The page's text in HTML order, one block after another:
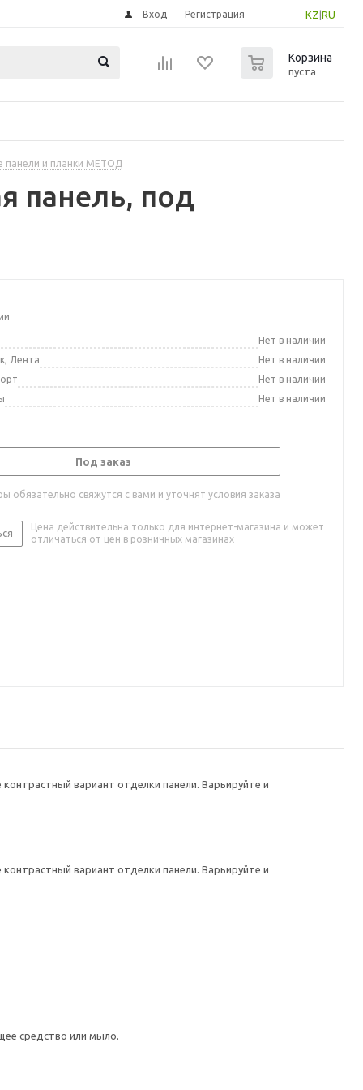
KZ RU
Вход Регистрация
Корзина
пуста
панели и планки МЕТОД
панель, под
Нет в наличии
Лента
Нет в наличии
Нет в наличии
Нет в наличии
Под заказ
обязательно свяжутся с вами и уточнят условия заказа
Цена действительна только для интернет-магазина и может
отличаться от цен в розничных магазинах
вариант отделки панели. Варьируйте и
вариант отделки панели. Варьируйте и
средство или мыло.